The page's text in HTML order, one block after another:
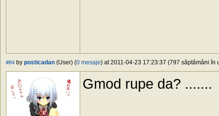
#84 by posticadan (User) (0 mesaje) at 2011-04-23 17:23:37 (797 săptămâni în
Gmod rupe da? .......